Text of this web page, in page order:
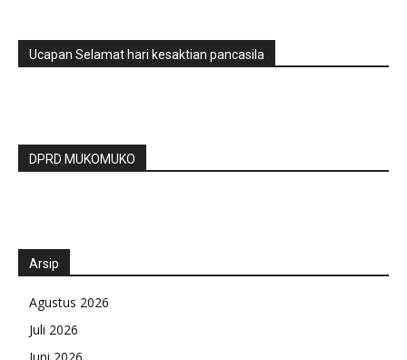
Ucapan Selamat hari kesaktian pancasila
DPRD MUKOMUKO
Arsip
Agustus 2026
Juli 2026